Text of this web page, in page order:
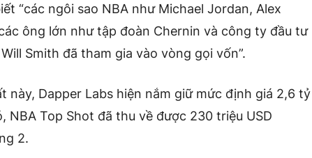
“các ngôi sao NBA như Michael Jordan, Alex
ông lớn như tập đoàn Chernin và công ty đầu tư
Smith đã tham gia vào vòng gọi vốn”.
này, Dapper Labs hiện nắm giữ mức định giá 2,6 tỷ
NBA Top Shot đã thu về được 230 triệu USD
2.